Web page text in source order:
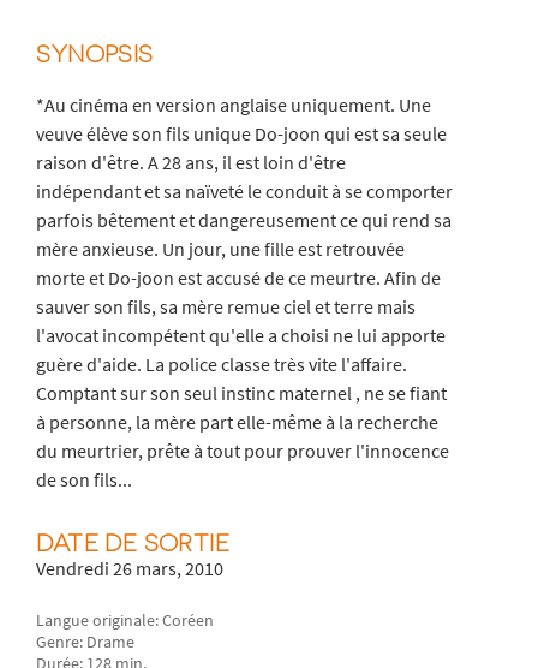
SYNOPSIS
*Au cinéma en version anglaise uniquement. Une
veuve élève son fils unique Do-joon qui est sa seule
raison d'être. A 28 ans, il est loin d'être
indépendant et sa naïveté le conduit à se comporter
parfois bêtement et dangereusement ce qui rend sa
mère anxieuse. Un jour, une fille est retrouvée
morte et Do-joon est accusé de ce meurtre. Afin de
sauver son fils, sa mère remue ciel et terre mais
l'avocat incompétent qu'elle a choisi ne lui apporte
guère d'aide. La police classe très vite l'affaire.
Comptant sur son seul instinc maternel , ne se fiant
à personne, la mère part elle-même à la recherche
du meurtrier, prête à tout pour prouver l'innocence
de son fils...
DATE DE SORTIE
Vendredi 26 mars, 2010
Langue originale: Coréen
Genre: Drame
Durée: 128 min.